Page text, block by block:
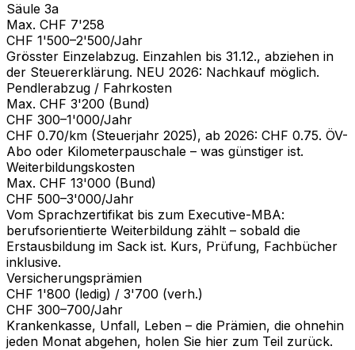
Säule 3a
Max. CHF 7'258
CHF 1'500–2'500/Jahr
Grösster Einzelabzug. Einzahlen bis 31.12., abziehen in
der Steuererklärung. NEU 2026: Nachkauf möglich.
Pendlerabzug / Fahrkosten
Max. CHF 3'200 (Bund)
CHF 300–1'000/Jahr
CHF 0.70/km (Steuerjahr 2025), ab 2026: CHF 0.75. ÖV-
Abo oder Kilometerpauschale – was günstiger ist.
Weiterbildungskosten
Max. CHF 13'000 (Bund)
CHF 500–3'000/Jahr
Vom Sprachzertifikat bis zum Executive-MBA:
berufsorientierte Weiterbildung zählt – sobald die
Erstausbildung im Sack ist. Kurs, Prüfung, Fachbücher
inklusive.
Versicherungsprämien
CHF 1'800 (ledig) / 3'700 (verh.)
CHF 300–700/Jahr
Krankenkasse, Unfall, Leben – die Prämien, die ohnehin
jeden Monat abgehen, holen Sie hier zum Teil zurück.